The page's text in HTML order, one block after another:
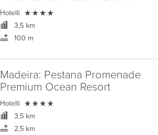
Hotelli 
3,5 km
100 m
Madeira: Pestana Promenade
Premium Ocean Resort
Hotelli 
3,5 km
2,5 km